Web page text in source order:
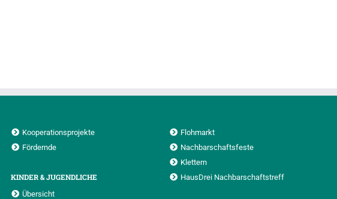
Kooperationsprojekte
Fördernde
KINDER & JUGENDLICHE
Übersicht
Flohmarkt
Nachbarschaftsfeste
Klettern
HausDrei Nachbarschaftstreff